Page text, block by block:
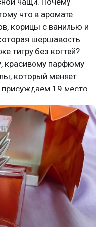
чащи. Почему
что в аромате
корицы с ванилью и
шершавость
тигру без когтей?
красивому парфюму
который меняет
присуждаем 19 место.